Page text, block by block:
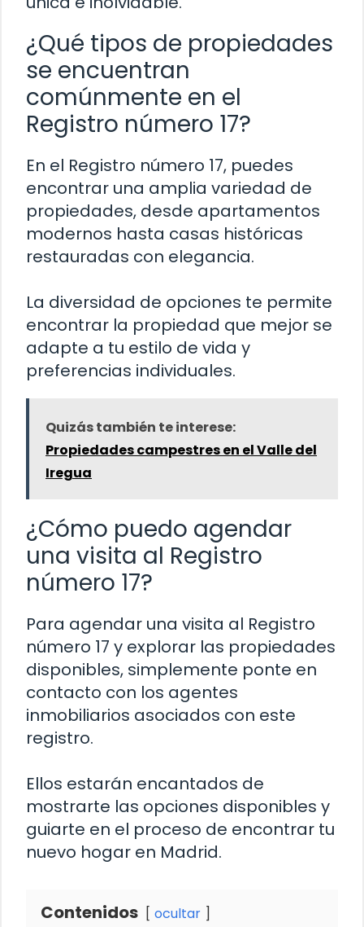
¿Qué tipos de propiedades
se encuentran
comúnmente en el
Registro número 17?
En el Registro número 17, puedes
encontrar una amplia variedad de
propiedades, desde apartamentos
modernos hasta casas históricas
restauradas con elegancia.
La diversidad de opciones te permite
encontrar la propiedad que mejor se
adapte a tu estilo de vida y
preferencias individuales.
Quizás también te interese:
Propiedades campestres en el Valle del
Iregua
¿Cómo puedo agendar
una visita al Registro
número 17?
Para agendar una visita al Registro
número 17 y explorar las propiedades
disponibles, simplemente ponte en
contacto con los agentes
inmobiliarios asociados con este
registro.
Ellos estarán encantados de
mostrarte las opciones disponibles y
guiarte en el proceso de encontrar tu
nuevo hogar en Madrid.
Contenidos ocultar